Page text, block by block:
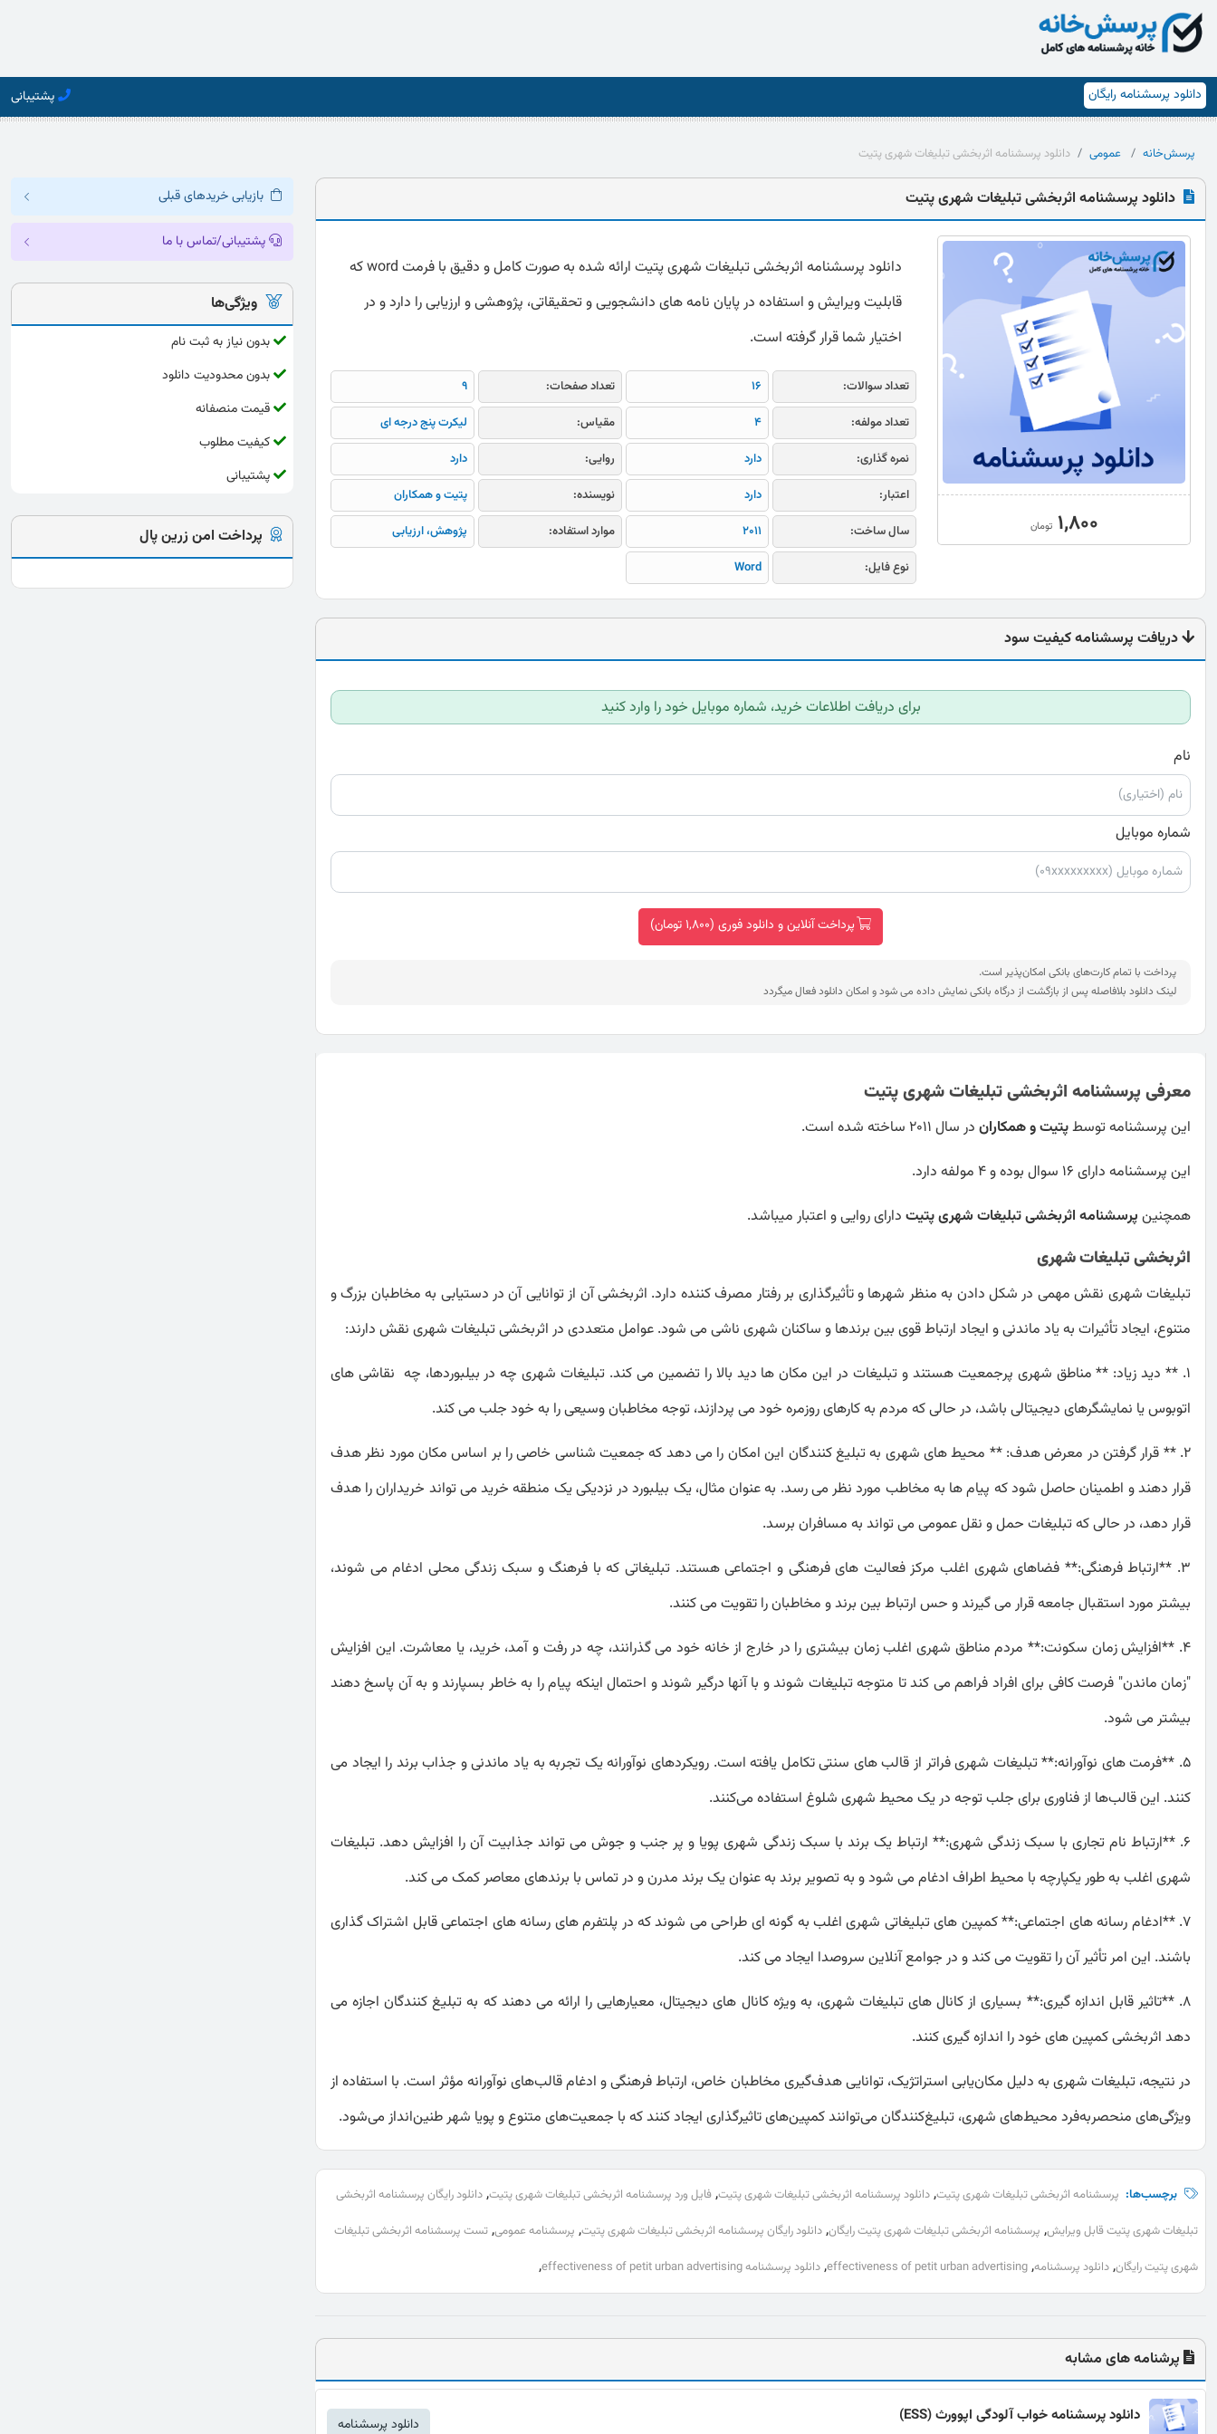
دانلود پرسشنامه رایگان پشتیبانی
پرسش‌خانه عمومی دانلود پرسشنامه اثربخشی تبلیغات شهری پتیت
دانلود پرسشنامه اثربخشی تبلیغات شهری پتیت
1,800 تومان
دانلود پرسشنامه اثربخشی تبلیغات شهری پتیت ارائه شده به صورت کامل و دقیق با فرمت word که
قابلیت ویرایش و استفاده در پایان نامه های دانشجویی و تحقیقاتی، پژوهشی و ارزیابی را دارد و در
اختیار شما قرار گرفته است.
تعداد سوالات: 16 تعداد صفحات:
9
تعداد مولفه:
4 مقیاس:
لیکرت پنج درجه ای
نمره گذاری:
دارد روایی:
دارد
اعتبار:
دارد نویسنده:
پتیت و همکاران
سال ساخت:
2011 موارد استفاده:
پژوهش، ارزیابی
نوع فایل:
Word
دریافت پرسشنامه کیفیت سود
برای دریافت اطلاعات خرید، شماره موبایل خود را وارد کنید
نام
شماره موبایل
پرداخت آنلاین و دانلود فوری (1,800 تومان)
پرداخت با تمام کارت‌های بانکی امکان‌پذیر است.
لینک دانلود بلافاصله پس از بازگشت از درگاه بانکی نمایش داده می شود و امکان دانلود فعال میگردد
معرفی پرسشنامه اثربخشی تبلیغات شهری پتیت
این پرسشنامه توسطپتیت و همکاراندر سال 2011 ساخته شده است.
این پرسشنامه دارای 16 سوال بوده و 4 مولفه دارد.
همچنینپرسشنامه اثربخشی تبلیغات شهری پتیتدارای روایی و اعتبار میباشد.
اثربخشی تبلیغات شهری
تبلیغات شهری نقش مهمی در شکل دادن به منظر شهرها و تأثیرگذاری بر رفتار مصرف کننده دارد. اثربخشی آن از توانایی آن در دستیابی به مخاطبان بزرگ و
متنوع، ایجاد تأثیرات به یاد ماندنی و ایجاد ارتباط قوی بین برندها و ساکنان شهری ناشی می شود. عوامل متعددی در اثربخشی تبلیغات شهری نقش دارند:
1. ** دید زیاد: ** مناطق شهری پرجمعیت هستند و تبلیغات در این مکان ها دید بالا را تضمین می کند. تبلیغات شهری چه در بیلبوردها، چه نقاشی های
اتوبوس یا نمایشگرهای دیجیتالی باشد، در حالی که مردم به کارهای روزمره خود می پردازند، توجه مخاطبان وسیعی را به خود جلب می کند.
2. ** قرار گرفتن در معرض هدف: ** محیط های شهری به تبلیغ کنندگان این امکان را می دهد که جمعیت شناسی خاصی را بر اساس مکان مورد نظر هدف
قرار دهند و اطمینان حاصل شود که پیام ها به مخاطب مورد نظر می رسد. به عنوان مثال، یک بیلبورد در نزدیکی یک منطقه خرید می تواند خریداران را هدف
قرار دهد، در حالی که تبلیغات حمل و نقل عمومی می تواند به مسافران برسد.
3. **ارتباط فرهنگی:** فضاهای شهری اغلب مرکز فعالیت های فرهنگی و اجتماعی هستند. تبلیغاتی که با فرهنگ و سبک زندگی محلی ادغام می شوند،
بیشتر مورد استقبال جامعه قرار می گیرند و حس ارتباط بین برند و مخاطبان را تقویت می کنند.
4. **افزایش زمان سکونت:** مردم مناطق شهری اغلب زمان بیشتری را در خارج از خانه خود می گذرانند، چه در رفت و آمد، خرید، یا معاشرت. این افزایش
"زمان ماندن" فرصت کافی برای افراد فراهم می کند تا متوجه تبلیغات شوند و با آنها درگیر شوند و احتمال اینکه پیام را به خاطر بسپارند و به آن پاسخ دهند
بیشتر می شود.
5. **فرمت های نوآورانه:** تبلیغات شهری فراتر از قالب های سنتی تکامل یافته است. رویکردهای نوآورانه یک تجربه به یاد ماندنی و جذاب برند را ایجاد می
کنند. این قالب‌ها از فناوری برای جلب توجه در یک محیط شهری شلوغ استفاده می‌کنند.
6. **ارتباط نام تجاری با سبک زندگی شهری:** ارتباط یک برند با سبک زندگی شهری پویا و پر جنب و جوش می تواند جذابیت آن را افزایش دهد. تبلیغات
شهری اغلب به طور یکپارچه با محیط اطراف ادغام می شود و به تصویر برند به عنوان یک برند مدرن و در تماس با برندهای معاصر کمک می کند.
7. **ادغام رسانه های اجتماعی:** کمپین های تبلیغاتی شهری اغلب به گونه ای طراحی می شوند که در پلتفرم های رسانه های اجتماعی قابل اشتراک گذاری
باشند. این امر تأثیر آن را تقویت می کند و در جوامع آنلاین سروصدا ایجاد می کند.
8. **تاثیر قابل اندازه گیری:** بسیاری از کانال های تبلیغات شهری، به ویژه کانال های دیجیتال، معیارهایی را ارائه می دهند که به تبلیغ کنندگان اجازه می
دهد اثربخشی کمپین های خود را اندازه گیری کنند.
در نتیجه، تبلیغات شهری به دلیل مکان‌یابی استراتژیک، توانایی هدف‌گیری مخاطبان خاص، ارتباط فرهنگی و ادغام قالب‌های نوآورانه مؤثر است. با استفاده از
ویژگی‌های منحصربه‌فرد محیط‌های شهری، تبلیغ‌کنندگان می‌توانند کمپین‌های تاثیرگذاری ایجاد کنند که با جمعیت‌های متنوع و پویا شهر طنین‌انداز می‌شود.
برچسب‌ها: پرسشنامه اثربخشی تبلیغات شهری پتیت, دانلود پرسشنامه اثربخشی تبلیغات شهری پتیت, فایل ورد پرسشنامه اثربخشی تبلیغات شهری پتیت, دانلود رایگان پرسشنامه اثربخشی
تبلیغات شهری پتیت قابل ویرایش, پرسشنامه اثربخشی تبلیغات شهری پتیت رایگان, دانلود رایگان پرسشنامه اثربخشی تبلیغات شهری پتیت, پرسشنامه عمومی, تست پرسشنامه اثربخشی تبلیغات
شهری پتیت رایگان, دانلود پرسشنامه,
effectiveness of petit urban advertising
, دانلود پرسشنامه effectiveness of petit urban advertising ,
پرشنامه های مشابه
دانلود پرسشنامه خواب آلودگی اپوورث (ESS) دانلود پرسشنامه
بازیابی خریدهای قبلی
پشتیبانی/تماس با ما
ویژگی‌ها
بدون نیاز به ثبت نام
بدون محدودیت دانلود
قیمت منصفانه
کیفیت مطلوب
پشتیبانی
پرداخت امن زرین پال